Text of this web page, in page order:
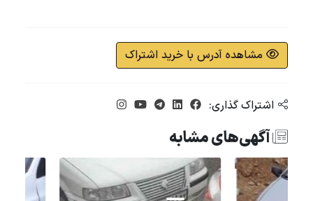
مشاهده آدرس با خرید اشتراک
اشتراک گذاری:
آگهی‌های مشابه